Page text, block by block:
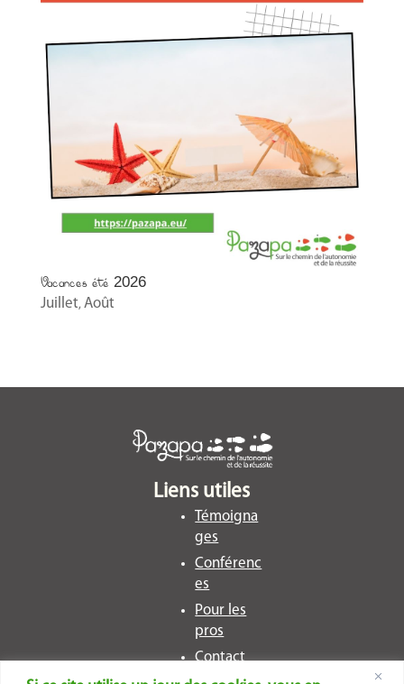
Vacances été 2026
Juillet, Août
Liens utiles
Témoigna
ges
Conférenc
es
Pour les
pros
Contact